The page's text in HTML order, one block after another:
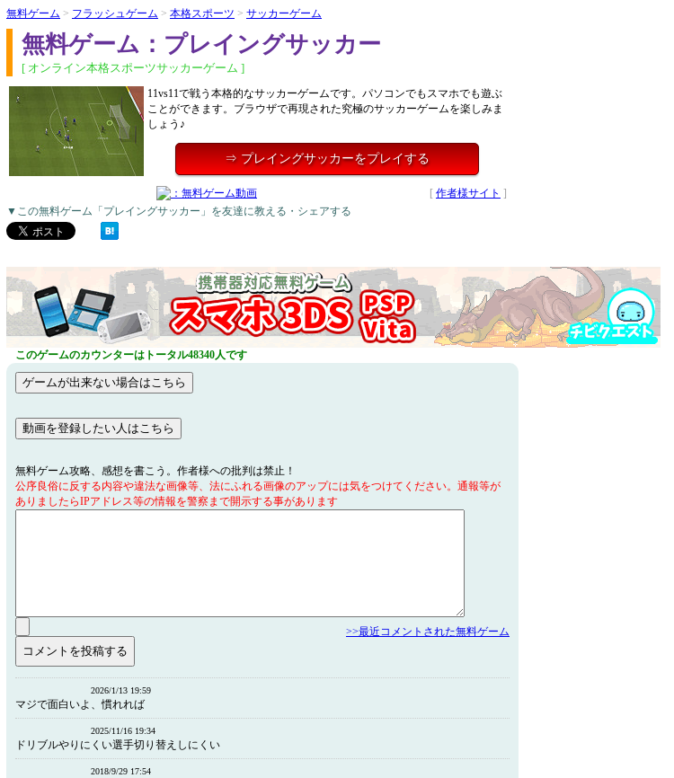
無料ゲーム > フラッシュゲーム > 本格スポーツ > サッカーゲーム
無料ゲーム：プレイングサッカー
[ オンライン本格スポーツサッカーゲーム ]
11vs11で戦う本格的なサッカーゲームです。パソコンでもスマホでも遊ぶ
ことができます。ブラウザで再現された究極のサッカーゲームを楽しみま
しょう♪
⇒ プレイングサッカーをプレイする
[ 作者様サイト ]
▼この無料ゲーム「プレイングサッカー」を友達に教える・シェアする
このゲームのカウンターはトータル48340人です
無料ゲーム攻略、感想を書こう。作者様への批判は禁止！
公序良俗に反する内容や違法な画像等、法にふれる画像のアップには気をつけてください。通報等が
ありましたらIPアドレス等の情報を警察まで開示する事があります
>>最近コメントされた無料ゲーム
2026/1/13 19:59
マジで面白いよ、慣れれば
2025/11/16 19:34
ドリブルやりにくい選手切り替えしにくい
2018/9/29 17:54